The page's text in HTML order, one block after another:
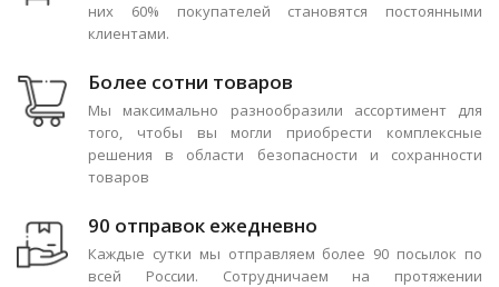
них 60% покупателей становятся постоянными
клиентами.
Более сотни товаров
Мы максимально разнообразили ассортимент для
того, чтобы вы могли приобрести комплексные
решения в области безопасности и сохранности
товаров
90 отправок ежедневно
Каждые сутки мы отправляем более 90 посылок по
всей России. Сотрудничаем на протяжении